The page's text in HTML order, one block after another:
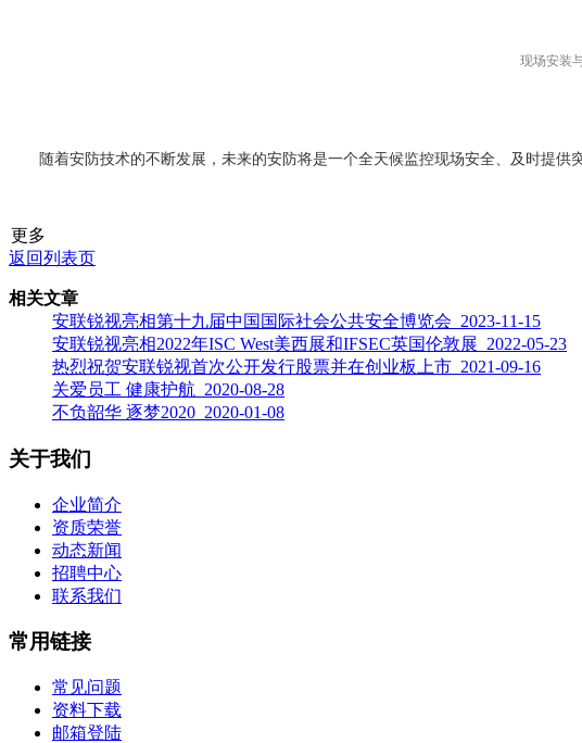
现场安装
随着安防技术的不断发展，未来的安防将是一个全天候监控现场安全、及时提
更多
返回列表页
相关文章
安联锐视亮相第十九届中国国际社会公共安全博览会 2023-11-15
安联锐视亮相2022年ISC West美西展和IFSEC英国伦敦展 2022-05-23
热烈祝贺安联锐视首次公开发行股票并在创业板上市 2021-09-16
关爱员工 健康护航 2020-08-28
不负韶华 逐梦2020 2020-01-08
关于我们
企业简介
资质荣誉
动态新闻
招聘中心
联系我们
常用链接
常见问题
资料下载
邮箱登陆